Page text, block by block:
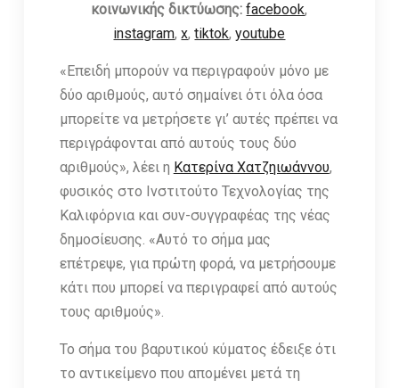
κοινωνικής δικτύωσης:facebook,
instagram,x,tiktok,youtube
«Επειδή μπορούν να περιγραφούν μόνο με
δύο αριθμούς, αυτό σημαίνει ότι όλα όσα
μπορείτε να μετρήσετε γι’ αυτές πρέπει να
περιγράφονται από αυτούς τους δύο
αριθμούς», λέει η Κατερίνα Χατζηιωάννου,
φυσικός στο Ινστιτούτο Τεχνολογίας της
Καλιφόρνια και συν-συγγραφέας της νέας
δημοσίευσης. «Αυτό το σήμα μας
επέτρεψε, για πρώτη φορά, να μετρήσουμε
κάτι που μπορεί να περιγραφεί από αυτούς
τους αριθμούς».
Το σήμα του βαρυτικού κύματος έδειξε ότι
το αντικείμενο που απομένει μετά τη